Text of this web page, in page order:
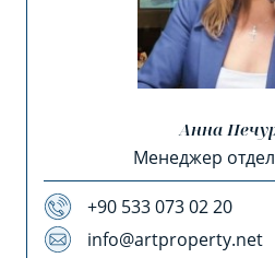
Анна
Менеджер
+90 533 073 02 20
info@artproperty.net